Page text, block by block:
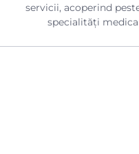
servicii, acoperind
specialități